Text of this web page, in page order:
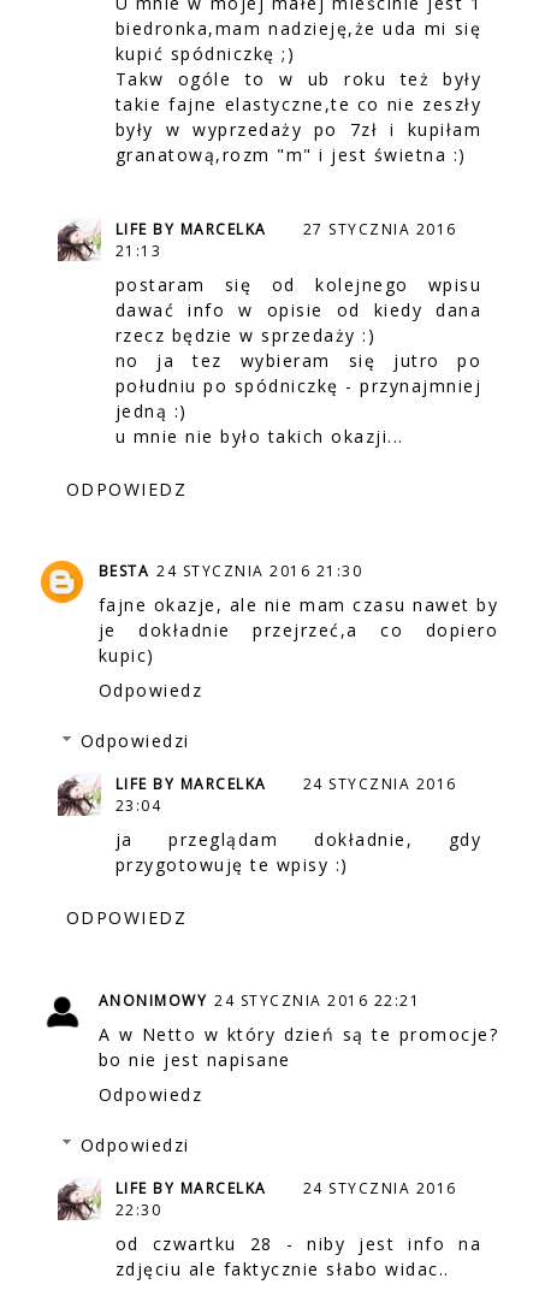
biedronka,mam nadzieję,że uda mi się
kupić spódniczkę ;)
Takw ogóle to w ub roku też były
takie fajne elastyczne,te co nie zeszły
były w wyprzedaży po 7zł i kupiłam
granatową,rozm "m" i jest świetna :)
LIFE BY MARCELKA
27 STYCZNIA 2016
21:13
postaram się od kolejnego wpisu
dawać info w opisie od kiedy dana
rzecz będzie w sprzedaży :)
no ja tez wybieram się jutro po
południu po spódniczkę - przynajmniej
jedną :)
u mnie nie było takich okazji...
ODPOWIEDZ
BESTA 24 STYCZNIA 2016 21:30
fajne okazje, ale nie mam czasu nawet by
je dokładnie przejrzeć,a co dopiero
kupic)
Odpowiedz
Odpowiedzi
LIFE BY MARCELKA
24 STYCZNIA 2016
23:04
ja przeglądam dokładnie, gdy
przygotowuję te wpisy :)
ODPOWIEDZ
ANONIMOWY 24 STYCZNIA 2016 22:21
A w Netto w który dzień są te promocje?
bo nie jest napisane
Odpowiedz
Odpowiedzi
LIFE BY MARCELKA
24 STYCZNIA 2016
22:30
od czwartku 28 - niby jest info na
zdjęciu ale faktycznie słabo widac..